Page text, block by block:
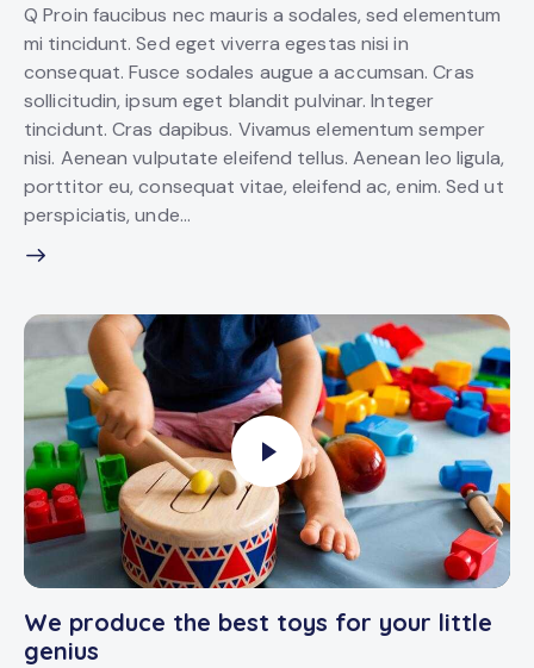
Q Proin faucibus nec mauris a sodales, sed elementum
mi tincidunt. Sed eget viverra egestas nisi in
consequat. Fusce sodales augue a accumsan. Cras
sollicitudin, ipsum eget blandit pulvinar. Integer
tincidunt. Cras dapibus. Vivamus elementum semper
nisi. Aenean vulputate eleifend tellus. Aenean leo ligula,
porttitor eu, consequat vitae, eleifend ac, enim. Sed ut
perspiciatis, unde…
We produce the best toys for your little
genius